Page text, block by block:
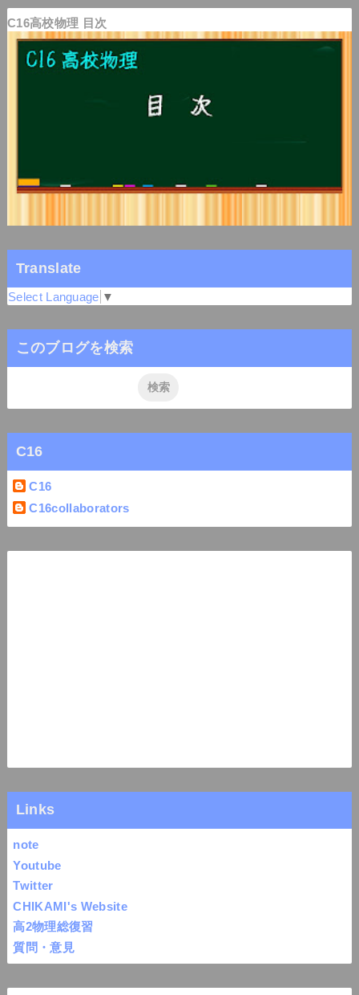
C16高校物理 目次
Translate
Select Language ▼
このブログを検索
C16
C16
C16collaborators
Links
note
Youtube
Twitter
CHIKAMI's Website
高2物理総復習
質問・意見